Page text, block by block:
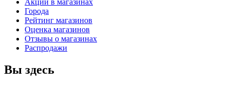
Акции в магазинах
Города
Рейтинг магазинов
Оценка магазинов
Отзывы о магазинах
Распродажи
Вы здесь